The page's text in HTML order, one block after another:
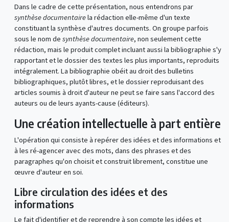
Dans le cadre de cette présentation, nous entendrons par
synthèse documentairela rédaction elle-même d'un texte
constituant la synthèse d'autres documents. On groupe parfois
sous le nom de synthèse documentaire, non seulement cette
rédaction, mais le produit complet incluant aussi la bibliographie s'y
rapportant et le dossier des textes les plus importants, reproduits
intégralement. La bibliographie obéit au droit des bulletins
bibliographiques, plutôt libres, et le dossier reproduisant des
articles soumis à droit d'auteur ne peut se faire sans l'accord des
auteurs ou de leurs ayants-cause (éditeurs).
Une création intellectuelle à part entière
L'opération qui consiste à repérer des idées et des informations et
à les ré-agencer avec des mots, dans des phrases et des
paragraphes qu'on choisit et construit librement, constitue une
œuvre d'auteur en soi.
Libre circulation des idées et des
informations
Le fait d'identifier et de reprendre à son compte les idées et